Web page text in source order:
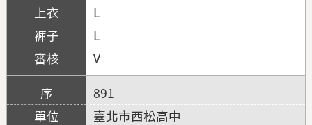
L
L
V
891
臺北市西松高中